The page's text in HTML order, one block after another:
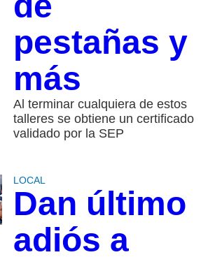
pestañas y
más
Al terminar cualquiera de estos
talleres se obtiene un certificado
validado por la SEP
LOCAL
Dan último
adiós a